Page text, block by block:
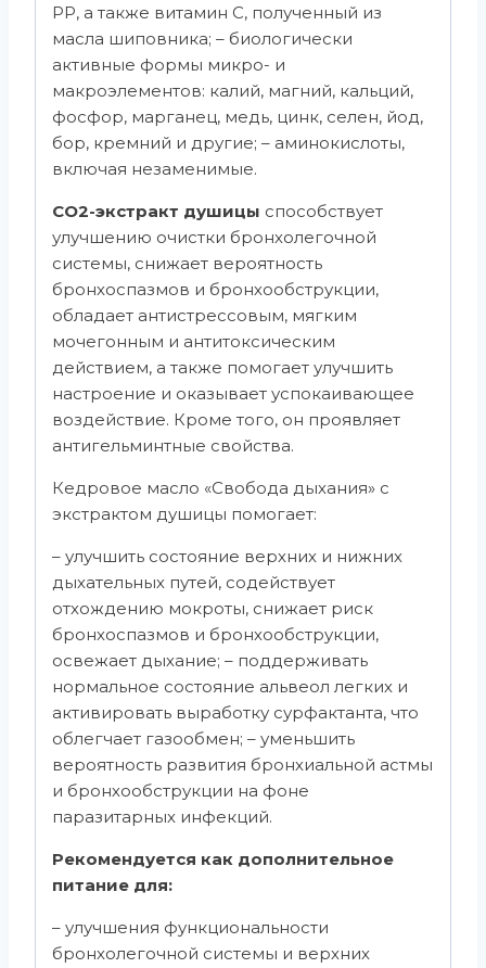
PP, а также витамин C, полученный из
масла шиповника; – биологически
активные формы микро- и
макроэлементов: калий, магний, кальций,
фосфор, марганец, медь, цинк, селен, йод,
бор, кремний и другие; – аминокислоты,
включая незаменимые.
СО2-экстракт душицы способствует
улучшению очистки бронхолегочной
системы, снижает вероятность
бронхоспазмов и бронхообструкции,
обладает антистрессовым, мягким
мочегонным и антитоксическим
действием, а также помогает улучшить
настроение и оказывает успокаивающее
воздействие. Кроме того, он проявляет
антигельминтные свойства.
Кедровое масло «Свобода дыхания» с
экстрактом душицы помогает:
– улучшить состояние верхних и нижних
дыхательных путей, содействует
отхождению мокроты, снижает риск
бронхоспазмов и бронхообструкции,
освежает дыхание; – поддерживать
нормальное состояние альвеол легких и
активировать выработку сурфактанта, что
облегчает газообмен; – уменьшить
вероятность развития бронхиальной астмы
и бронхообструкции на фоне
паразитарных инфекций.
Рекомендуется как дополнительное
питание для:
– улучшения функциональности
бронхолегочной системы и верхних